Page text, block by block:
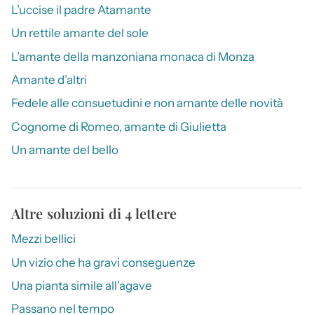
L’uccise il padre Atamante
Un rettile amante del sole
L’amante della manzoniana monaca di Monza
Amante d’altri
Fedele alle consuetudini e non amante delle novità
Cognome di Romeo, amante di Giulietta
Un amante del bello
Altre soluzioni di 4 lettere
Mezzi bellici
Un vizio che ha gravi conseguenze
Una pianta simile all’agave
Passano nel tempo